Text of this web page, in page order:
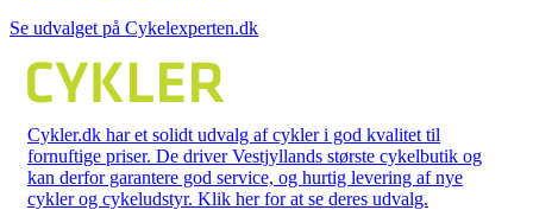
Se udvalget på Cykelexperten.dk
Cykler.dk har et solidt udvalg af cykler i god kvalitet til
fornuftige priser. De driver Vestjyllands største cykelbutik og
kan derfor garantere god service, og hurtig levering af nye
cykler og cykeludstyr. Klik her for at se deres udvalg.